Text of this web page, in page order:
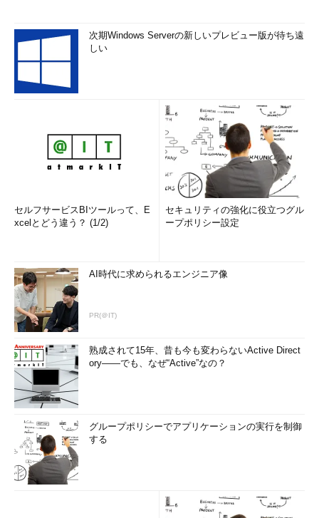
次期Windows Serverの新しいプレビュー版が待ち遠
しい
セルフサービスBIツールって、E
xcelとどう違う？ (1/2)
セキュリティの強化に役立つグル
ープポリシー設定
AI時代に求められるエンジニア像
PR(＠IT)
熟成されて15年、昔も今も変わらないActive Direct
ory――でも、なぜ“Active”なの？
グループポリシーでアプリケーションの実行を制御
する